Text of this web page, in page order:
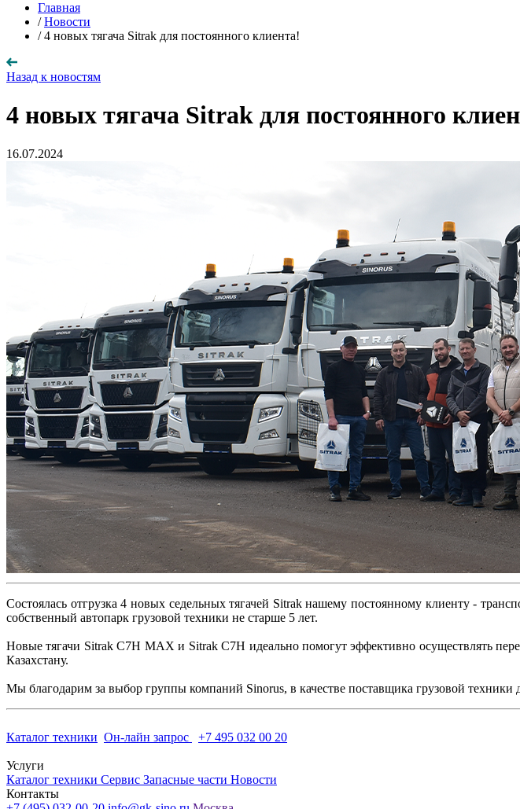
Главная
/ Новости
/ 4 новых тягача Sitrak для постоянного клиента!
Назад к новостям
4 новых тягача Sitrak для постоянного
16.07.2024
Состоялась отгрузка 4 новых седельных тягачей Sitrak нашему постоянному клиенту -
собственный автопарк грузовой техники не старше 5 лет.
Новые тягачи Sitrak C7H MAX и Sitrak C7H идеально помогут эффективно осуществлять
Казахстану.
Мы благодарим за выбор группы компаний Sinorus, в качестве поставщика грузовой
Каталог техники Он-лайн запрос +7 495 032 00 20
Услуги
Каталог техники Сервис Запасные части Новости
Контакты